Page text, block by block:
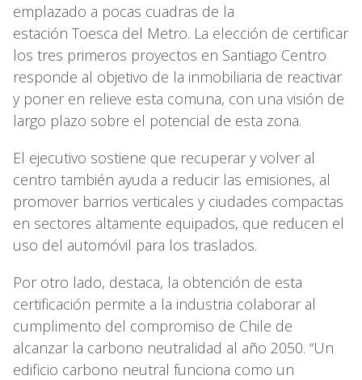
emplazado a pocas cuadras de la
estación Toesca del Metro. La elección de certificar
los tres primeros proyectos en Santiago Centro
responde al objetivo de la inmobiliaria de reactivar
y poner en relieve esta comuna, con una visión de
largo plazo sobre el potencial de esta zona.
El ejecutivo sostiene que recuperar y volver al
centro también ayuda a reducir las emisiones, al
promover barrios verticales y ciudades compactas
en sectores altamente equipados, que reducen el
uso del automóvil para los traslados.
Por otro lado, destaca, la obtención de esta
certificación permite a la industria colaborar al
cumplimento del compromiso de Chile de
alcanzar la carbono neutralidad al año 2050. “Un
edificio carbono neutral funciona como un